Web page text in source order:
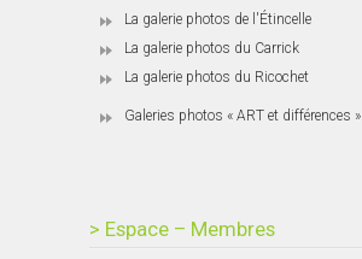
La galerie photos de l'Étincelle
La galerie photos du Carrick
La galerie photos du Ricochet
Galeries photos « ART et différences »
> Espace – Membres